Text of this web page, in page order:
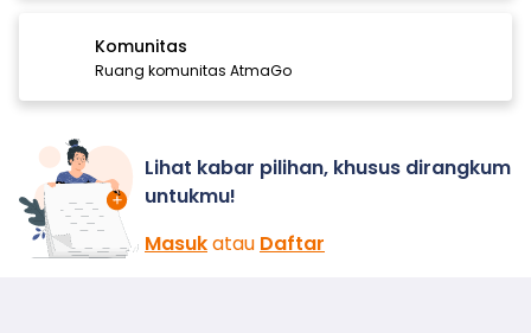
Komunitas
Ruang komunitas AtmaGo
Lihat kabar pilihan, khusus dirangkum
untukmu!
Masukatau Daftar